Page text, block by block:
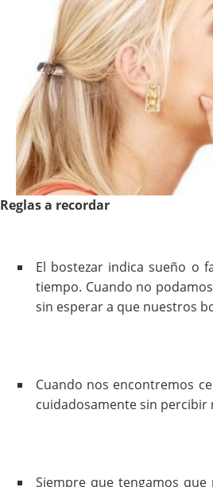
Reglas a recordar
El bostezar indica sueño o
tiempo. Cuando no
sin esperar a que nuestros
Cuando nos encontremos
cuidadosamente sin percibir
Siempre que tengamos